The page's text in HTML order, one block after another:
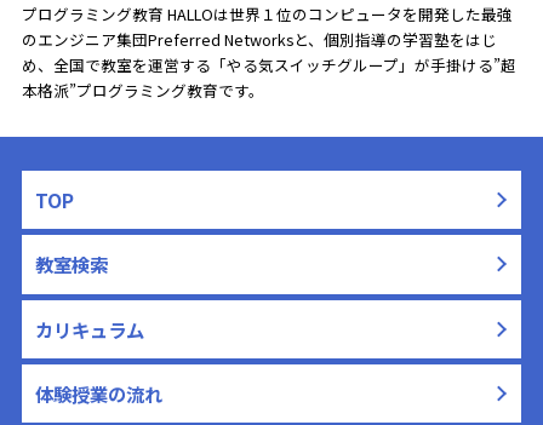
プログラミング教育 HALLOは世界１位のコンピュータを開発した最強
のエンジニア集団Preferred Networksと、 個別指導の学習塾をはじ
め、全国で教室を運営する「やる気スイッチグループ」が手掛ける”超
本格派”プログラミング教育です。
TOP
教室検索
カリキュラム
体験授業の流れ